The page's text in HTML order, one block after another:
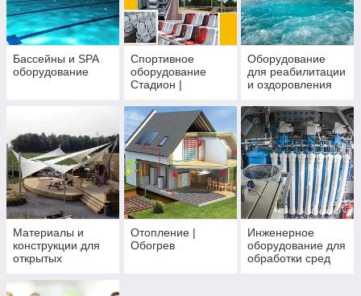
Бассейны и SPA
оборудование
Спортивное
оборудование
Стадион |
комплекс
Оборудование
для реабилитации
и оздоровления
Материалы и
конструкции для
открытых
помещений
Отопление |
Обогрев
Инженерное
оборудование для
обработки сред